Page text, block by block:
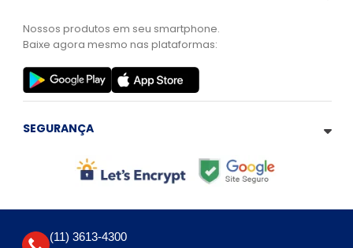
Nossos produtos em seu smartphone.
Baixe agora mesmo nas plataformas:
SEGURANÇA
(11) 3613-4300